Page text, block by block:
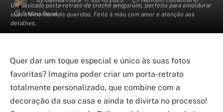
Um delicado porta-retrato de crochê amigurumi, perfeito para emoldurar
suas memórias mais queridas. Feito à mão com amor e atenção aos
detalhes.
9 Mins Read
Quer dar um toque especial e único às suas fotos
favoritas? Imagina poder criar um porta-retrato
totalmente personalizado, que combine com a
decoração da sua casa e ainda te divirta no processo!